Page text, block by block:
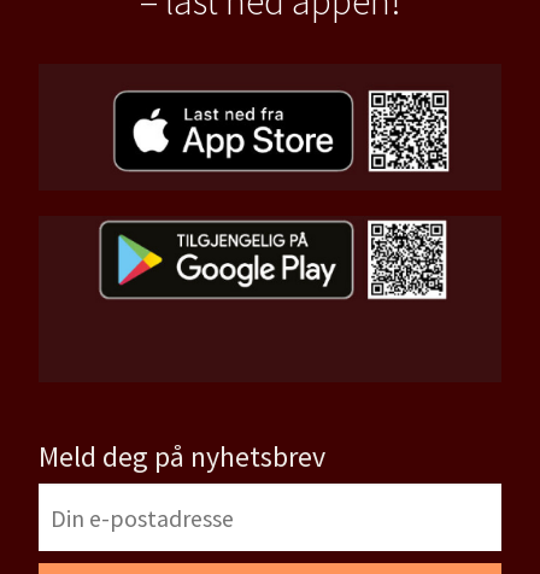
Meld deg på nyhetsbrev